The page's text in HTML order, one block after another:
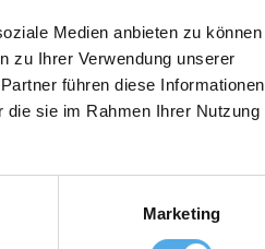
Medien anbieten zu können
zu Ihrer Verwendung unserer
führen diese Informationen
die sie im Rahmen Ihrer Nutzung
Marketing